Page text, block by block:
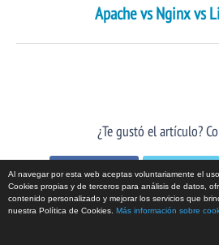
Al navegar por esta web aceptas voluntariamente el
Cookies propias y de terceros para análisis de datos,
contenido personalizado y mejorar los servicios que
nuestra Política de Cookies. Más información sobre
Apache vs Nginx vs
¿Te gustó el artículo?
Facebook Twitter